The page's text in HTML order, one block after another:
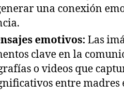
una conexión
emotivos: Las
clave en la
o videos que
entre madres